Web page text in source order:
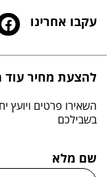
עקבו אחרינו
להצעת מחיר עוד
השאירו פרטים ויועץ
בשבילכם
שם מלא